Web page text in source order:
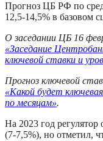
Прогноз ЦБ РФ по
12,5-14,5% в базовом
«Заседание
ключевой ставки и
«Какой будет
по месяцам».
На 2023 год
(7-7,5%), но отметил,